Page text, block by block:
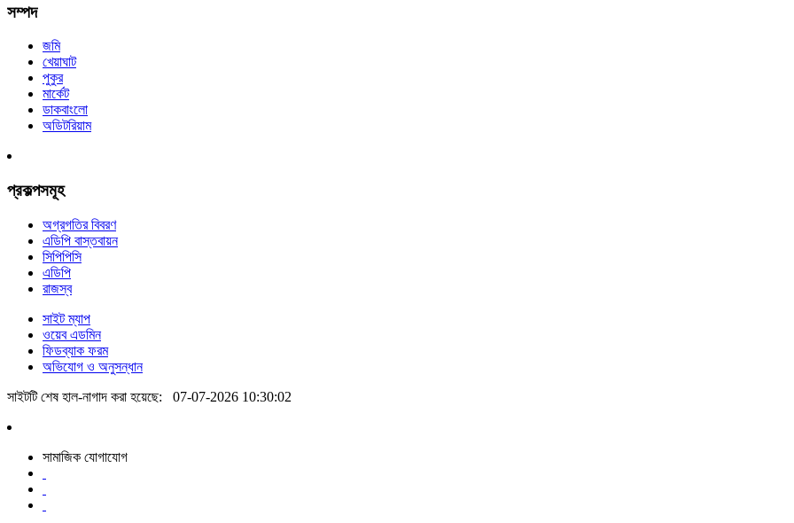
সম্পদ
জমি
খেয়াঘাট
পুকুর
মার্কেট
ডাকবাংলো
অডিটরিয়াম
প্রকল্পসমূহ
অগ্রগতির বিবরণ
এডিপি বাস্তবায়ন
সিপিপিসি
এডিপি
রাজস্ব
সাইট ম্যাপ
ওয়েব এডমিন
ফিডব্যাক ফরম
অভিযোগ ও অনুসন্ধান
সাইটটি শেষ হাল-নাগাদ করা হয়েছে: 07-07-2026 10:30:02
সামাজিক যোগাযোগ